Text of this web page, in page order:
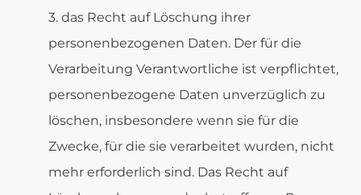
das Recht auf Löschung ihrer
personenbezogenen Daten. Der für die
Verarbeitung Verantwortliche ist verpflichtet,
personenbezogene Daten unverzüglich zu
löschen, insbesondere wenn sie für die
Zwecke, für die sie verarbeitet wurden, nicht
mehr erforderlich sind. Das Recht auf